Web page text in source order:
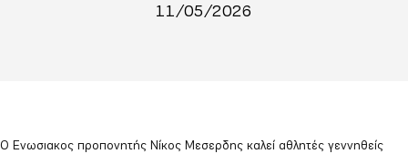
11/05/2026
Ο Ενωσιακος προπονητής Νίκος Μεσερδης καλεί αθλητές γεννηθείς